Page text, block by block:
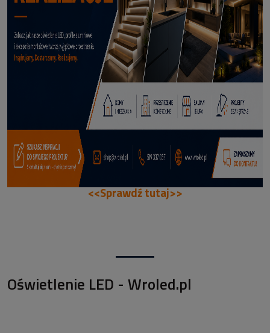
70,50 zł
DODAJ DO KOSZYKA
<<Sprawdź tutaj>>
Oświetlenie LED - Wroled.pl